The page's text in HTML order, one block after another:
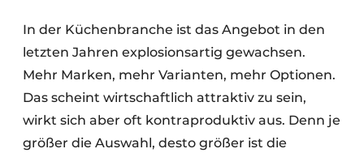
In der Küchenbranche ist das Angebot in den
letzten Jahren explosionsartig gewachsen.
Mehr Marken, mehr Varianten, mehr Optionen.
Das scheint wirtschaftlich attraktiv zu sein,
wirkt sich aber oft kontraproduktiv aus. Denn je
größer die Auswahl, desto größer ist die